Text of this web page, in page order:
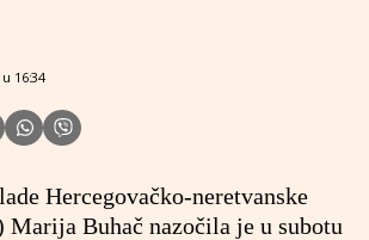
u 16:34
Hercegovačko-neretvanske
Marija Buhač nazočila je u subotu